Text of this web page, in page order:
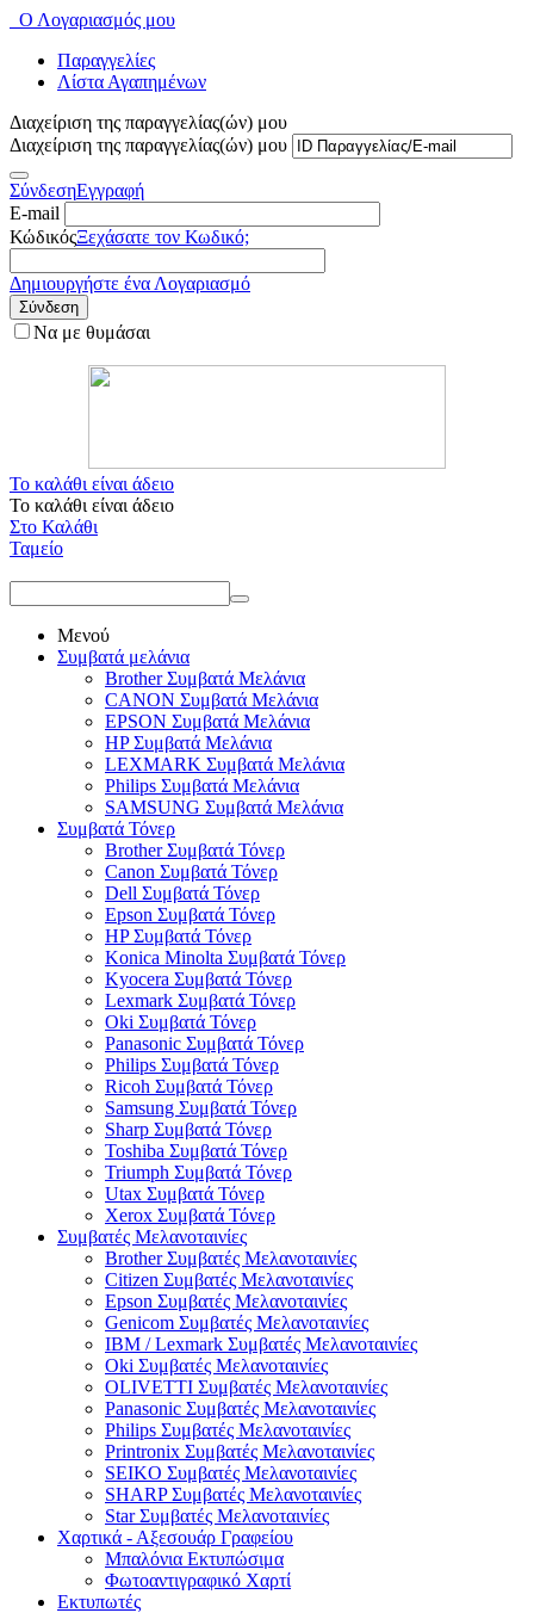
Ο Λογαριασμός μου
Παραγγελίες
Λίστα Αγαπημένων
Διαχείριση της παραγγελίας(ών) μου
Διαχείριση της παραγγελίας(ών) μου
ΣύνδεσηΕγγραφή
E-mail
ΚώδικόςΞεχάσατε τον Κωδικό;
Δημιουργήστε ένα Λογαριασμό
Σύνδεση
Να με θυμάσαι
Το καλάθι είναι άδειο
Το καλάθι είναι άδειο
Στο Καλάθι
Ταμείο
Μενού
Συμβατά μελάνια
Brother Συμβατά Μελάνια
CANON Συμβατά Μελάνια
EPSON Συμβατά Μελάνια
HP Συμβατά Μελάνια
LEXMARK Συμβατά Μελάνια
Philips Συμβατά Μελάνια
SAMSUNG Συμβατά Μελάνια
Συμβατά Τόνερ
Brother Συμβατά Τόνερ
Canon Συμβατά Τόνερ
Dell Συμβατά Τόνερ
Epson Συμβατά Τόνερ
HP Συμβατά Τόνερ
Konica Minolta Συμβατά Τόνερ
Kyocera Συμβατά Τόνερ
Lexmark Συμβατά Τόνερ
Oki Συμβατά Τόνερ
Panasonic Συμβατά Τόνερ
Philips Συμβατά Τόνερ
Ricoh Συμβατά Τόνερ
Samsung Συμβατά Τόνερ
Sharp Συμβατά Τόνερ
Toshiba Συμβατά Τόνερ
Triumph Συμβατά Τόνερ
Utax Συμβατά Τόνερ
Xerox Συμβατά Τόνερ
Συμβατές Μελανοταινίες
Brother Συμβατές Μελανοταινίες
Citizen Συμβατές Μελανοταινίες
Epson Συμβατές Μελανοταινίες
Genicom Συμβατές Μελανοταινίες
IBM / Lexmark Συμβατές Μελανοταινίες
Oki Συμβατές Μελανοταινίες
OLIVETTI Συμβατές Μελανοταινίες
Panasonic Συμβατές Μελανοταινίες
Philips Συμβατές Μελανοταινίες
Printronix Συμβατές Μελανοταινίες
SEIKO Συμβατές Μελανοταινίες
SHARP Συμβατές Μελανοταινίες
Star Συμβατές Μελανοταινίες
Χαρτικά - Αξεσουάρ Γραφείου
Μπαλόνια Εκτυπώσιμα
Φωτοαντιγραφικό Χαρτί
Εκτυπωτές